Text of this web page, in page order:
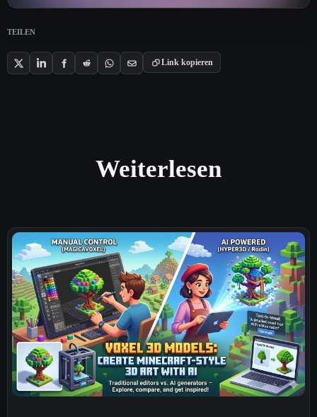
TEILEN
Link kopieren
Weiterlesen